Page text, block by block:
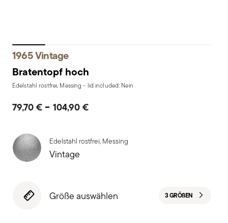
1965 Vintage
Bratentopf hoch
Edelstahl rostfrei, Messing - lid included: Nein
79,70 € - 104,90 €
Edelstahl rostfrei, Messing
Vintage
Größe auswählen 3 GRÖßEN